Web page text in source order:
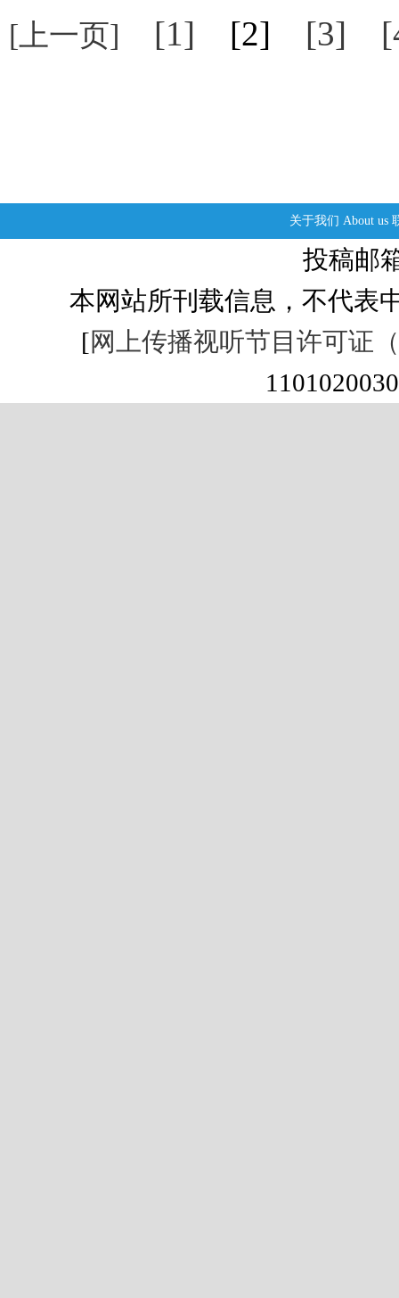
[上一页] [1] [2] [3]
关于我们 About us
投稿邮
本网站所刊载信息，不代表
[网上传播视听节目许可证